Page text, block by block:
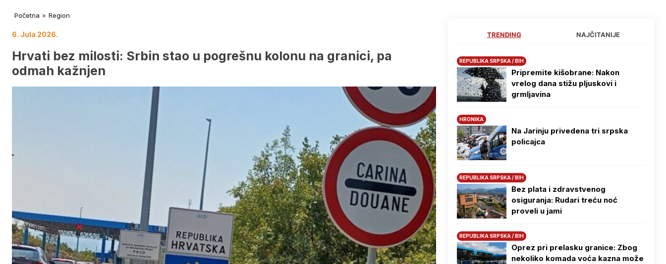
Početna » Region
6. Jula 2026.
Hrvati bez milosti: Srbin stao u pogrešnu kolonu na granici, pa
odmah kažnjen
TRENDING NAJČITANIJE
REPUBLIKA SRPSKA / BIH
Pripremite kišobrane: Nakon
vrelog dana stižu pljuskovi i
grmljavina
HRONIKA
Na Јarinju privedena tri srpska
policajca
REPUBLIKA SRPSKA / BIH
Bez plata i zdravstvenog
osiguranja: Rudari treću noć
proveli u jami
REPUBLIKA SRPSKA / BIH
Oprez pri prelasku granice: Zbog
nekoliko komada voća kazna može